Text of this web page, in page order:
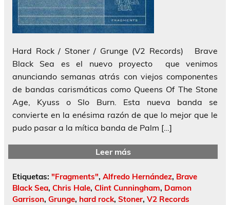
Hard Rock / Stoner / Grunge (V2 Records) Brave
Black Sea es el nuevo proyecto que venimos
anunciando semanas atrás con viejos componentes
de bandas carismáticas como Queens Of The Stone
Age, Kyuss o Slo Burn. Esta nueva banda se
convierte en la enésima razón de que lo mejor que le
pudo pasar a la mítica banda de Palm […]
Leer más
Etiquetas: "Fragments", Alfredo Hernández, Brave
Black Sea, Chris Hale, Clint Cunningham, Damon
Garrison, Grunge, hard rock, Stoner, V2 Records